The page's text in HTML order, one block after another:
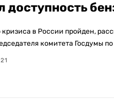
доступность
кризиса в России пройден,
комитета Госдумы